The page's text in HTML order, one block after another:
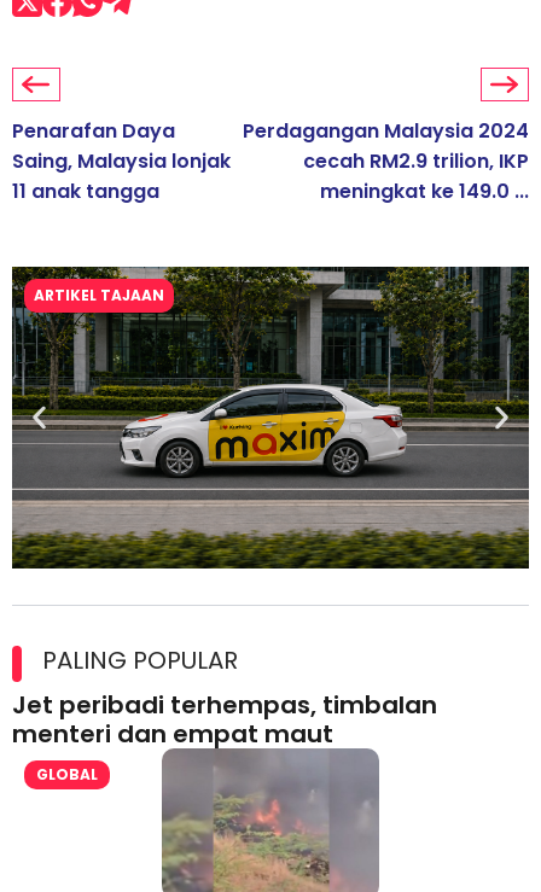
Penarafan Daya
Saing, Malaysia lonjak
11 anak tangga
Perdagangan Malaysia 2024
cecah RM2.9 trilion, IKP
meningkat ke 149.0 ...
ARTIKEL TAJAAN
lesen separuh pertama 2026
PALING POPULAR
Jet peribadi terhempas, timbalan
menteri dan empat maut
GLOBAL